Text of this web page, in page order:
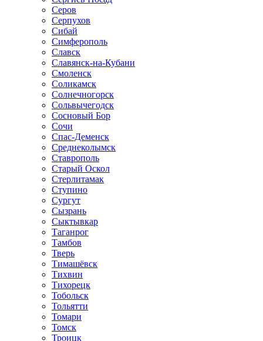
Серов
Серпухов
Сибай
Симферополь
Славск
Славянск-на-Кубани
Смоленск
Соликамск
Солнечногорск
Сольвычегодск
Сосновый Бор
Сочи
Спас-Деменск
Среднеколымск
Ставрополь
Старый Оскол
Стерлитамак
Ступино
Сургут
Сызрань
Сыктывкар
Таганрог
Тамбов
Тверь
Тимашёвск
Тихвин
Тихорецк
Тобольск
Тольятти
Томари
Томск
Троицк